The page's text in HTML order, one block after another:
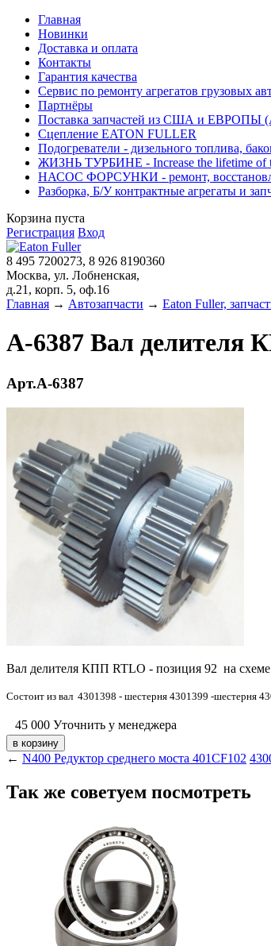
Главная
Новинки
Доставка и оплата
Контакты
Гарантия качества
Сервис по ремонту агрегатов грузовых
Партнёры
Поставка запчастей из США и
Сцепление EATON FULLER
Подогреватели - дизельного топлива,
ЖИЗНЬ ТУРБИНЕ - Increase the lifetime of
НАСОС ФОРСУНКИ - ремонт,
Разборка, Б/У контрактные агрегаты и
Корзина пуста
Регистрация Вход
8 495 7200273, 8 926 8190360
Москва, ул. Лобненская,
д.21, корп. 5, оф.16
Главная → Автозапчасти → Eaton Fuller,
A-6387 Вал делителя
Арт.A-6387
Вал делителя КПП RTLO - позиция 92 на схеме
Состоит из вал 4301398 - шестерня 4301399 -шестерня
45 000 Уточнить у менеджера
← N400 Редуктор среднего моста 401CF102
Так же советуем посмотреть